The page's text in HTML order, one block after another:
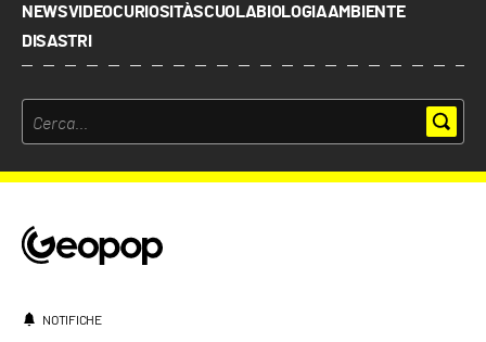
NEWSVIDEOCURIOSITÀSCUOLABIOLOGIAAMBIENTE
DISASTRI
NOTIFICHE